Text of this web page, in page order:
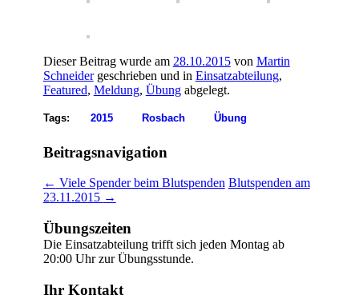
Dieser Beitrag wurde am 28.10.2015von Martin
Schneidergeschrieben und in Einsatzabteilung,
Featured, Meldung, Übungabgelegt.
Tags: 2015 Rosbach Übung
Beitragsnavigation
← Viele Spender beim Blutspenden Blutspenden am
23.11.2015 →
Übungszeiten
Die Einsatzabteilung trifft sich jeden Montag ab
20:00 Uhr zur Übungsstunde.
Ihr Kontakt